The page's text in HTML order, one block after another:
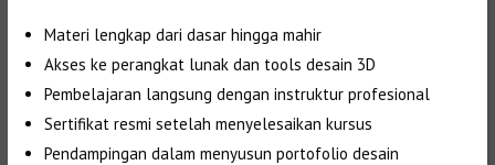
Materi lengkap dari dasar hingga mahir
Akses ke perangkat lunak dan tools desain 3D
Pembelajaran langsung dengan instruktur profesional
Sertifikat resmi setelah menyelesaikan kursus
Pendampingan dalam menyusun portofolio desain